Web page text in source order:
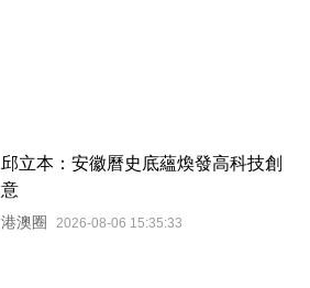
邱立本：安徽曆史底蘊煥發高科技創
意
港澳圈 2026-08-06 15:35:33